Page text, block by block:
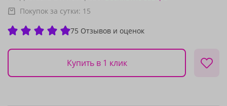
Покупок за сутки: 15
75 Отзывов и оценок
Купить в 1 клик